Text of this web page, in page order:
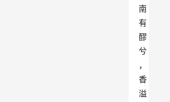
南
有
醪
兮
，
香
溢